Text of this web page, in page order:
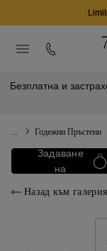
Безплатна и
Годежни Пръстени
Задаване
на
Назад към